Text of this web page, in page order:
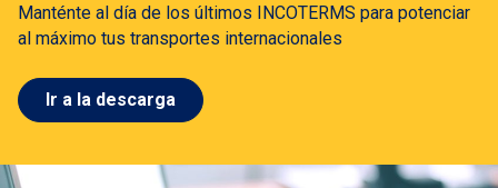
Manténte al día de los últimos INCOTERMS para potenciar
al máximo tus transportes internacionales
Ir a la descarga